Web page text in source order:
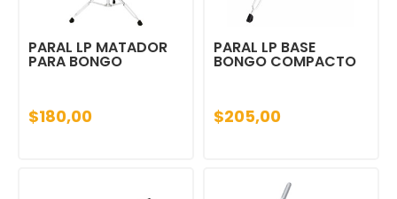
PARAL LP MATADOR
PARA BONGO
$180,00
PARAL LP BASE
BONGO COMPACTO
$205,00